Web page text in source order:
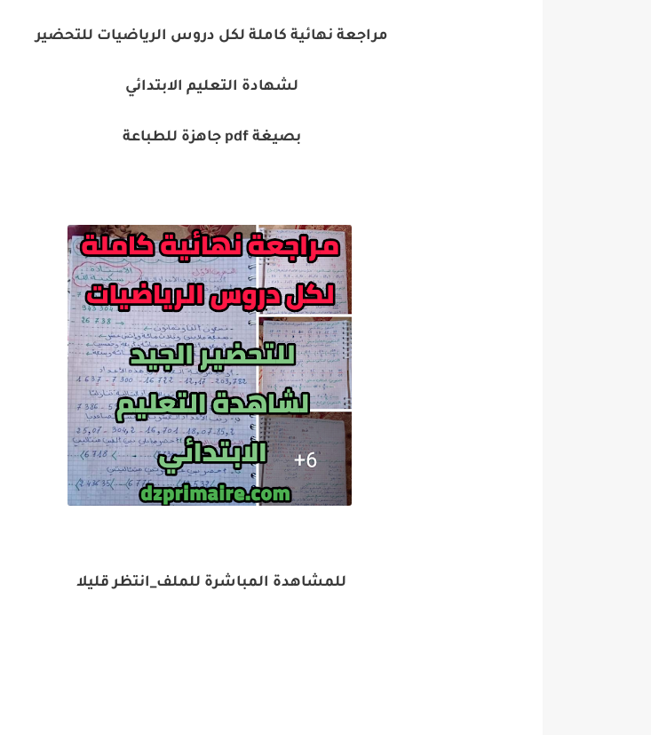
مراجعة نهائية كاملة لكل دروس الرياضيات للتحضير
لشهادة التعليم الابتدائي
بصيغة pdf جاهزة للطباعة
للمشاهدة المباشرة للملف_انتظر قليلا